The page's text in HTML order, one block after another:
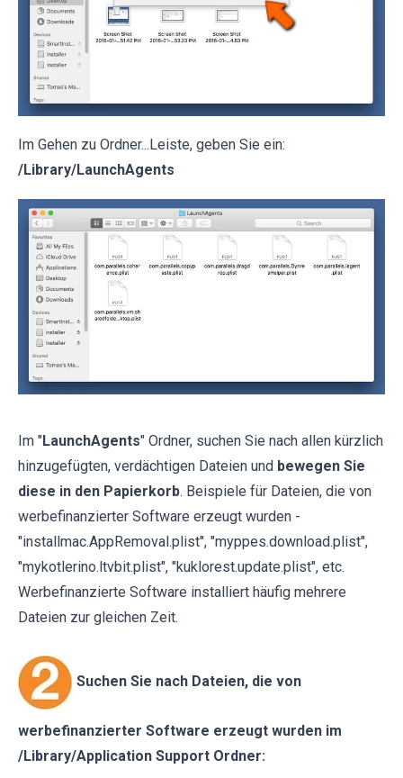
Im Gehen zu Ordner...Leiste, geben Sie ein:
/Library/LaunchAgents
Im "LaunchAgents" Ordner, suchen Sie nach allen kürzlich
hinzugefügten, verdächtigen Dateien und bewegen Sie
diese in den Papierkorb. Beispiele für Dateien, die von
werbefinanzierter Software erzeugt wurden -
"installmac.AppRemoval.plist", "myppes.download.plist",
"mykotlerino.ltvbit.plist", "kuklorest.update.plist", etc.
Werbefinanzierte Software installiert häufig mehrere
Dateien zur gleichen Zeit.
Suchen Sie nach Dateien, die von
werbefinanzierter Software erzeugt wurden im
/Library/Application Support Ordner: